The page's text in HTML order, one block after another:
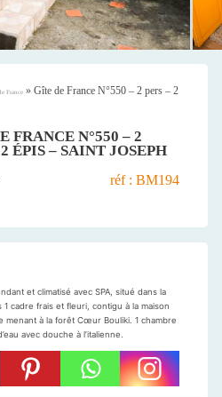
France » Gîte de France N°550 – 2 pers – 2
FRANCE N°550 – 2
ÉPIS – SAINT JOSEPH
réf : BM194
et climatisé avec SPA, situé dans la
cadre frais et fleuri, contigu à la maison
menant à la forêt Cœur Bouliki. 1 chambre
avec douche à l’italienne.